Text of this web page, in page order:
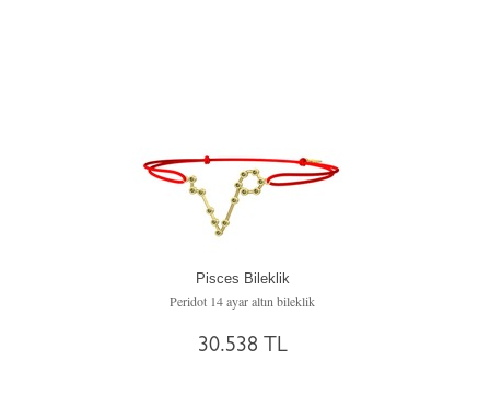
Pisces Bileklik
Peridot 14 ayar altın bileklik
30.538 TL